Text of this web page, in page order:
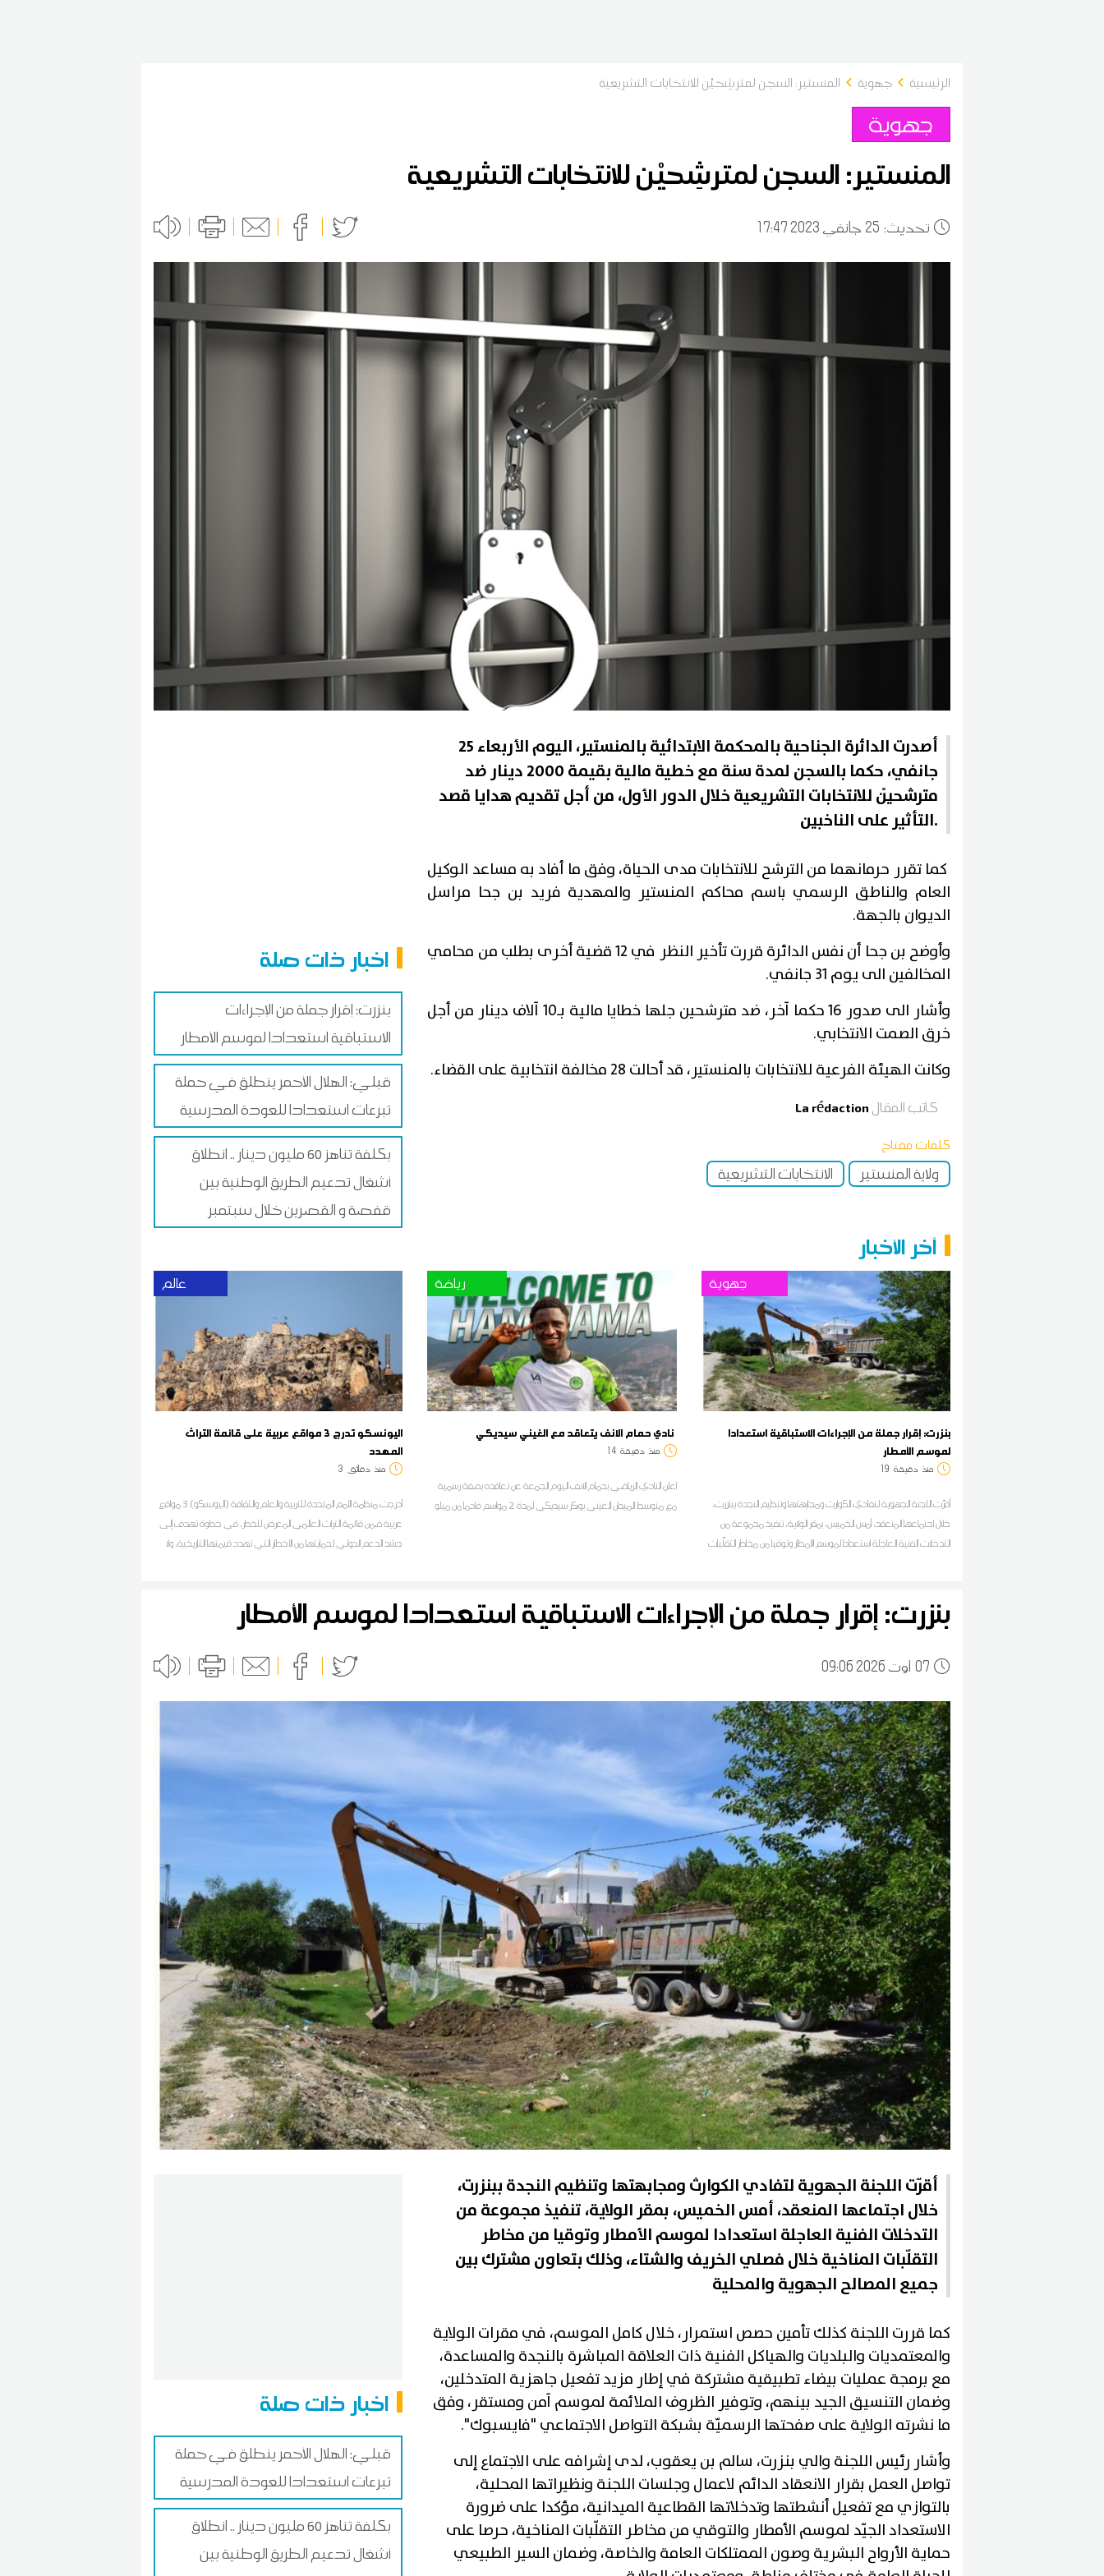
الرئيسية جهوية المنستير: السجن لمترشِحيْن للانتخابات التشريعية
جهوية
المنستير: السجن لمترشِحيْن للانتخابات التشريعية
:تحديث 25 17:47 2023 جانفي
اخبار ذات صلة
بنزرت: إقرار جملة من الإجراءات
الاستباقية استعدادا لموسم الأمطار
قبلي: الهلال الأحمر ينطلق في حملة
تبرعات استعدادا للعودة المدرسية
بكلفة تناهز 60 مليون دينار .. انطلاق
أشغال تدعيم الطريق الوطنية بين
قفصة و القصرين خلال سبتمبر
أصدرت الدائرة الجناحية بالمحكمة الابتدائية بالمنستير، اليوم الأربعاء 25
جانفي، حكما بالسجن لمدة سنة مع خطية مالية بقيمة 2000 دينار ضد
مترشحيْن للانتخابات التشريعية خلال الدور الأول، من أجل تقديم هدايا قصد
التأثير على الناخبين.
كما تقرر حرمانهما من الترشح للانتخابات مدى الحياة، وفق ما أفاد به مساعد الوكيل
العام والناطق الرسمي باسم محاكم المنستير والمهدية فريد بن جحا مراسل
الديوان بالجهة.
وأوضح بن جحا أن نفس الدائرة قررت تأخير النظر في 12 قضية أخرى بطلب من محامي
المخالفين الى يوم 31 جانفي.
وأشار الى صدور 16 حكما آخر، ضد مترشحين جلها خطايا مالية بـ10 آلاف دينار من أجل
خرق الصمت الانتخابي.
وكانت الهيئة الفرعية للانتخابات بالمنستير، قد أحالت 28 مخالفة انتخابية على القضاء.
كاتب المقال La rédaction
كلمات مفتاح
ولاية المنستير الانتخابات التشريعية
آخر الأخبار
عالم
اليونسكو تدرج 3 مواقع عربية على قائمة التراث
المهدد
منذ دقائق 3
أدرجت منظمة الأمم المتحدة للتربية والعلم والثقافة (اليونسكو) 3 مواقع
عربية ضمن قائمة التراث العالمي المعرض للخطر، في خطوة تهدف إلى
حشد الدعم الدولي لحمايتها من الأخطار التي تهدد قيمتها التاريخية، ولا
رياضة
منذ دقيقة 14
اعلن النادي الرياضي بحمام الانف اليوم الجمعة عن تعاقده بصفة رسمية
مع متوسط الميدان الغيني بوبكر سيديكي لمدة 2 مواسم قادما من ميلو
جهوية
بنزرت: إقرار جملة من الإجراءات الاستباقية استعدادا
لموسم الأمطار
منذ دقيقة 19
أقرّت اللجنة الجهوية لتفادي الكوارث ومجابهتها وتنظيم النجدة ببنزرت،
خلال اجتماعها المنعقد، أمس الخميس، بمقر الولاية، تنفيذ مجموعة من
التدخلات الفنية العاجلة استعدادا لموسم الأمطار وتوقيا من مخاطر التقلّبات
بنزرت: إقرار جملة من الإجراءات الاستباقية استعدادا لموسم الأمطار
0709:06 2026 أوت
اخبار ذات صلة
قبلي: الهلال الأحمر ينطلق في حملة
تبرعات استعدادا للعودة المدرسية
بكلفة تناهز 60 مليون دينار .. انطلاق
أشغال تدعيم الطريق الوطنية بين
أقرّت اللجنة الجهوية لتفادي الكوارث ومجابهتها وتنظيم النجدة ببنزرت،
خلال اجتماعها المنعقد، أمس الخميس، بمقر الولاية، تنفيذ مجموعة من
التدخلات الفنية العاجلة استعدادا لموسم الأمطار وتوقيا من مخاطر
التقلّبات المناخية خلال فصلي الخريف والشتاء، وذلك بتعاون مشترك بين
جميع المصالح الجهوية والمحلية
كما قررت اللجنة كذلك تأمين حصص استمرار، خلال كامل الموسم، في مقرات الولاية
والمعتمديات والبلديات والهياكل الفنية ذات العلاقة المباشرة بالنجدة والمساعدة،
مع برمجة عمليات بيضاء تطبيقية مشتركة في إطار مزيد تفعيل جاهزية المتدخلين،
وضمان التنسيق الجيد بينهم، وتوفير الظروف الملائمة لموسم آمن ومستقر، وفق
ما نشرته الولاية على صفحتها الرسميّة بشبكة التواصل الاجتماعي "فايسبوك".
وأشار رئيس اللجنة والي بنزرت، سالم بن يعقوب، لدى إشرافه على الاجتماع إلى
تواصل العمل بقرار الانعقاد الدائم لاعمال وجلسات اللجنة ونظيراتها المحلية،
بالتوازي مع تفعيل أنشطتها وتدخلاتها القطاعية الميدانية، مؤكدا على ضرورة
الاستعداد الجيّد لموسم الأمطار والتوقي من مخاطر التقلّبات المناخية، حرصا على
حماية الأرواح البشرية وصون الممتلكات العامة والخاصة، وضمان السير الطبيعي